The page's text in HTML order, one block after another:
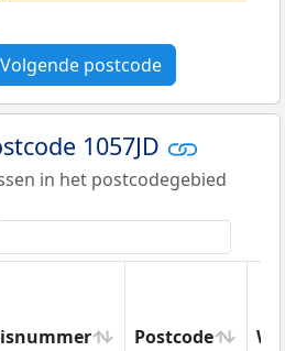
Volgende postcode
1057JD
in het postcodegebied
Postcode